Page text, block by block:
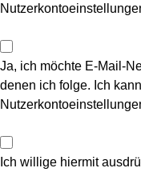
Ja, ich möchte E-Mail-
denen ich folge. Ich
Ich willige hiermit